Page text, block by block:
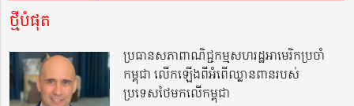
ថ្មីបំផុត
ប្រធានសភាពាណិជ្ជកម្មសហរដ្ឋអាមេរិកប្រចាំ
កម្ពុជា លើកឡើងពីអំពើឈ្លានពានរបស់
ប្រទេសថៃមកលើកម្ពុជា